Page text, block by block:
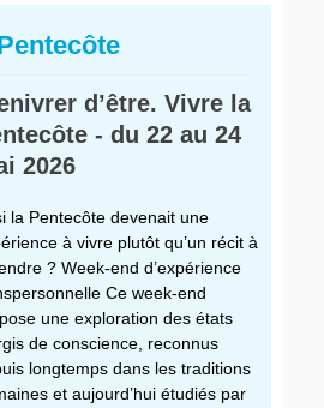
d’être. Vivre la
- du 22 au 24
2026
la Pentecôte devenait une
à vivre plutôt qu’un récit à
? Week-end d’expérience
Ce week-end
une exploration des états
de conscience, reconnus
longtemps dans les traditions
et aujourd’hui étudiés par